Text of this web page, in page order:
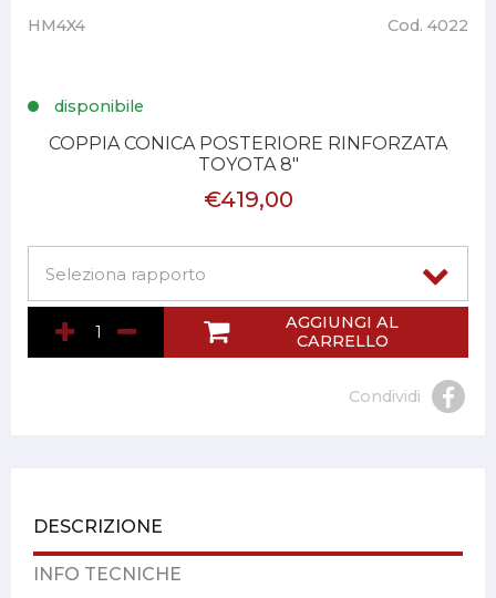
HM4X4 Cod. 4022
disponibile
COPPIA CONICA POSTERIORE RINFORZATA
TOYOTA 8"
€419,00
AGGIUNGI AL
CARRELLO
Condividi
DESCRIZIONE
INFO TECNICHE